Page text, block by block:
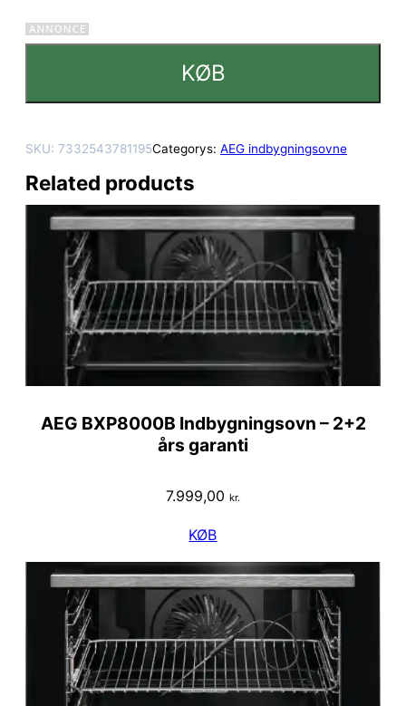
KØB
SKU: 7332543781195Categorys: AEG indbygningsovne
Related products
AEG BXP8000B Indbygningsovn – 2+2
års garanti
7.999,00 kr.
KØB